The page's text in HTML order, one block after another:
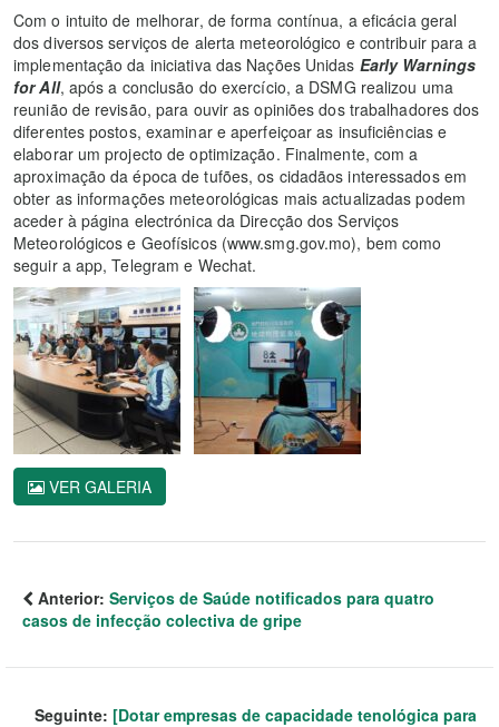
Com o intuito de melhorar, de forma contínua, a eficácia geral
dos diversos serviços de alerta meteorológico e contribuir para a
implementação da iniciativa das Nações Unidas Early Warnings
for All, após a conclusão do exercício, a DSMG realizou uma
reunião de revisão, para ouvir as opiniões dos trabalhadores dos
diferentes postos, examinar e aperfeiçoar as insuficiências e
elaborar um projecto de optimização. Finalmente, com a
aproximação da época de tufões, os cidadãos interessados em
obter as informações meteorológicas mais actualizadas podem
aceder à página electrónica da Direcção dos Serviços
Meteorológicos e Geofísicos (www.smg.gov.mo), bem como
seguir a app, Telegram e Wechat.
VER GALERIA
Anterior: Serviços de Saúde notificados para quatro
casos de infecção colectiva de gripe
Seguinte: [Dotar empresas de capacidade tenológica para